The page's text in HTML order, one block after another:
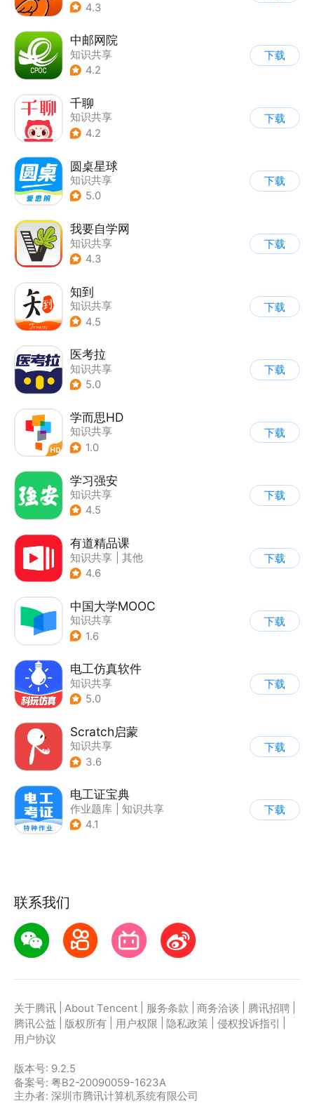
4.3
中邮网院
知识共享
4.2
下载
千聊
知识共享
4.2
下载
圆桌星球
知识共享
5.0
下载
我要自学网
知识共享
4.3
下载
知到
知识共享
4.5
下载
医考拉
知识共享
5.0
下载
学而思HD
知识共享
1.0
下载
学习强安
知识共享
4.5
下载
有道精品课
知识共享
其他
4.6
下载
中国大学MOOC
知识共享
1.6
下载
电工仿真软件
知识共享
5.0
下载
Scratch启蒙
知识共享
3.6
下载
电工证宝典
作业题库
知识共享
| 其他
4.1
下载
联系我们
关于腾讯 About Tencent 服务条款 商务洽谈 腾讯招聘
腾讯公益
版权所有 用户权限 隐私政策 侵权投诉指引
用户协议
版本号: 9.2.5
备案号: 粤B2-20090059-1623A
主办者: 深圳市腾讯计算机系统有限公司